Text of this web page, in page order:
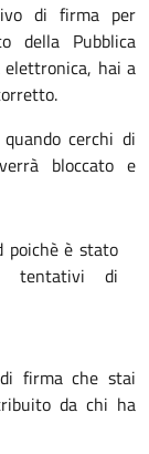
di firma per
della Pubblica
hai a
cerchi di
bloccato e
poichè è stato
tentativi di
firma che stai
da chi ha